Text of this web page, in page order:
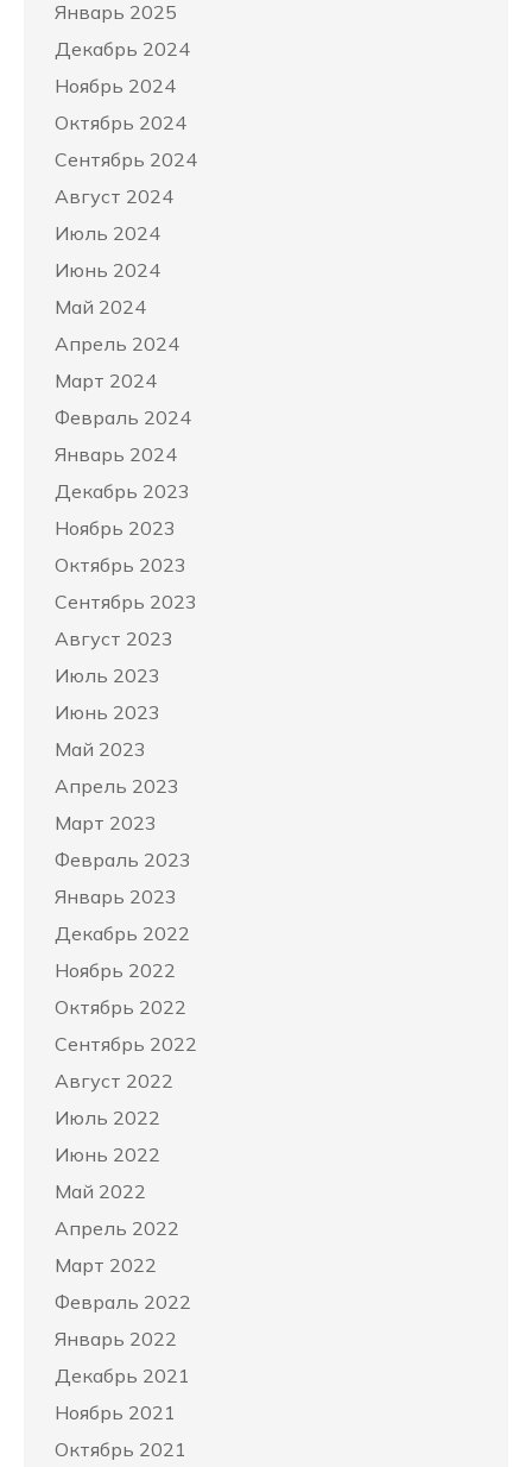
Январь 2025
Декабрь 2024
Ноябрь 2024
Октябрь 2024
Сентябрь 2024
Август 2024
Июль 2024
Июнь 2024
Май 2024
Апрель 2024
Март 2024
Февраль 2024
Январь 2024
Декабрь 2023
Ноябрь 2023
Октябрь 2023
Сентябрь 2023
Август 2023
Июль 2023
Июнь 2023
Май 2023
Апрель 2023
Март 2023
Февраль 2023
Январь 2023
Декабрь 2022
Ноябрь 2022
Октябрь 2022
Сентябрь 2022
Август 2022
Июль 2022
Июнь 2022
Май 2022
Апрель 2022
Март 2022
Февраль 2022
Январь 2022
Декабрь 2021
Ноябрь 2021
Октябрь 2021